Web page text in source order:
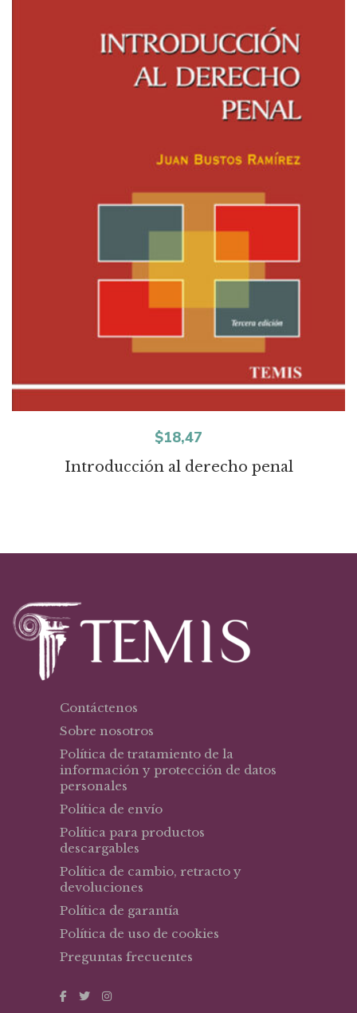
Introducción al derecho penal
$18,47
Contáctenos
Sobre nosotros
Política de tratamiento de la
información y protección de datos
personales
Política de envío
Política para productos
descargables
Política de cambio, retracto y
devoluciones
Política de garantía
Política de uso de cookies
Preguntas frecuentes